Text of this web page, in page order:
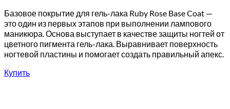
Базовое покрытие для гель-лака Ruby Rose Base Coat —
это один из первых этапов при выполнении лампового
маникюра. Основа выступает в качестве защиты ногтей от
цветного пигмента гель-лака. Выравнивает поверхность
ногтевой пластины и помогает создать правильный апекс.
Купить